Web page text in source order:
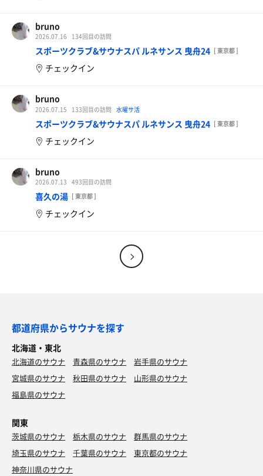
bruno
2026.07.16 134回目の訪問
スポーツクラブ&サウナスパ ルネサンス 曳舟24 [ 東京都 ]
チェックイン
bruno
2026.07.15 133回目の訪問 水曜サ活
スポーツクラブ&サウナスパ ルネサンス 曳舟24 [ 東京都 ]
チェックイン
bruno
2026.07.13 493回目の訪問
喜久の湯 [ 東京都 ]
チェックイン
都道府県からサウナを探す
北海道・東北
北海道のサウナ 青森県のサウナ
岩手県のサウナ
宮城県のサウナ
秋田県のサウナ
山形県のサウナ
福島県のサウナ
関東
茨城県のサウナ 栃木県のサウナ
群馬県のサウナ
埼玉県のサウナ
千葉県のサウナ
東京都のサウナ
神奈川県のサウナ